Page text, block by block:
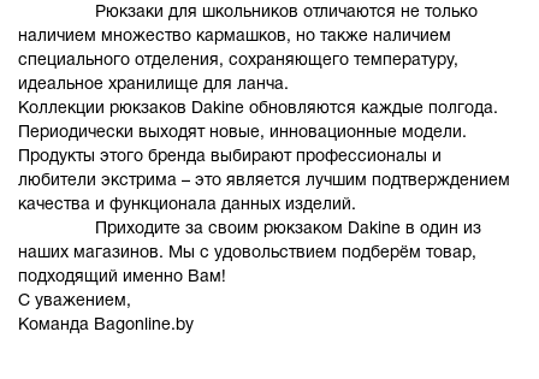
Рюкзаки для школьников отличаются не только
наличием множество кармашков, но также наличием
специального отделения, сохраняющего температуру,
идеальное хранилище для ланча.
Коллекции рюкзаков Dakine обновляются каждые полгода.
Периодически выходят новые, инновационные модели.
Продукты этого бренда выбирают профессионалы и
любители экстрима – это является лучшим подтверждением
качества и функционала данных изделий.
Приходите за своим рюкзаком Dakine в один из
наших магазинов. Мы с удовольствием подберём товар,
подходящий именно Вам!
С уважением,
Команда Bagonline.by